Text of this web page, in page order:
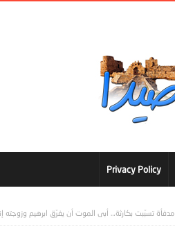
Privacy Policy
مدفأة تسبّبت بكارثة… أبى الموت أن يفرّق ابرهيم وزوجته